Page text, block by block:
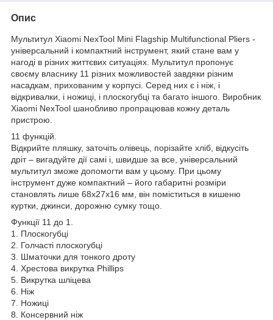
Опис
Мультитул Xiaomi NexTool Mini Flagship Multifunctional Pliers -
універсальний і компактний інструмент, який стане вам у
нагоді в різних життєвих ситуаціях. Мультитул пропонує
своєму власнику 11 різних можливостей завдяки різним
насадкам, прихованим у корпусі. Серед них є і ніж, і
відкривалки, і ножиці, і плоскогубці та багато іншого. Виробник
Xiaomi NexTool шанобливо пропрацював кожну деталь
пристрою.
11 функцій.
Відкрийте пляшку, заточіть олівець, порізайте хліб, відкусіть
дріт – вигадуйте дії самі і, швидше за все, універсальний
мультитул зможе допомогти вам у цьому. При цьому
інструмент дуже компактний – його габаритні розміри
становлять лише 68х27х16 мм, він поміститься в кишеню
куртки, джинси, дорожню сумку тощо.
Функції 11 до 1.
1. Плоскогубці
2. Голчасті плоскогубці
3. Шматочки для тонкого дроту
4. Хрестова викрутка Phillips
5. Викрутка шліцева
6. Ніж
7. Ножиці
8. Консервний ніж